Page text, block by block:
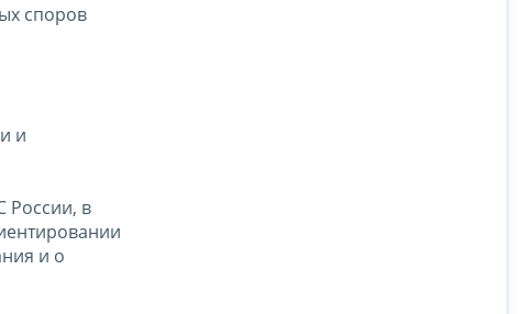
споров
и
России, в
и о